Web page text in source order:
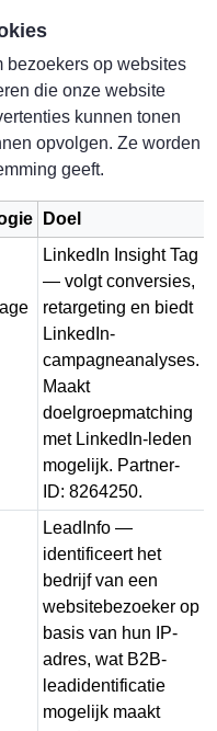
bezoekers op websites
die onze website
kunnen tonen
opvolgen. Ze worden
geeft.
Doel
LinkedIn Insight Tag
— volgt conversies,
retargeting en biedt
LinkedIn-
campagneanalyses.
Maakt
doelgroepmatching
met LinkedIn-leden
mogelijk. Partner-
ID: 8264250.
LeadInfo —
identificeert het
bedrijf van een
websitebezoeker op
basis van hun IP-
adres, wat B2B-
leadidentificatie
mogelijk maakt